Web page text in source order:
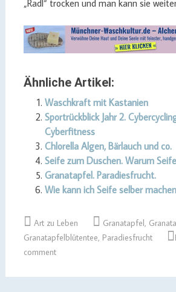
„Radl“ trocken und man kann sie
Ähnliche Artikel:
Waschkraft mit Kastanien
Sportrückblick Jahr 2.
Cyberfitness
Chlorella Algen, Bärlauch und co.
Seife zum Duschen. Warum
Granatapfel. Paradiesfrucht.
Wie kann ich Seife selber
Art zu Leben Granatapfel,
Granatapfelblütentee, Paradiesfrucht
comment